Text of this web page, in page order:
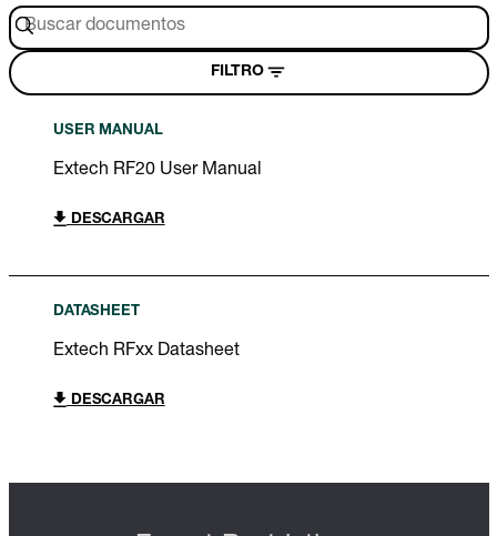
FILTRO
USER MANUAL
Extech RF20 User Manual
DESCARGAR
DATASHEET
Extech RFxx Datasheet
DESCARGAR